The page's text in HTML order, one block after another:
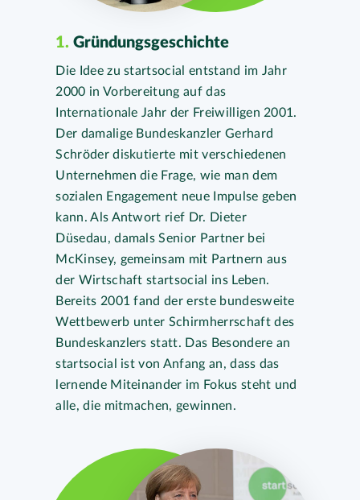
1. Gründungsgeschichte
Die Idee zu startsocial entstand im Jahr
2000 in Vorbereitung auf das
Internationale Jahr der Freiwilligen 2001.
Der damalige Bundeskanzler Gerhard
Schröder diskutierte mit verschiedenen
Unternehmen die Frage, wie man dem
sozialen Engagement neue Impulse geben
kann. Als Antwort rief Dr. Dieter
Düsedau, damals Senior Partner bei
McKinsey, gemeinsam mit Partnern aus
der Wirtschaft startsocial ins Leben.
Bereits 2001 fand der erste bundesweite
Wettbewerb unter Schirmherrschaft des
Bundeskanzlers statt. Das Besondere an
startsocial ist von Anfang an, dass das
lernende Miteinander im Fokus steht und
alle, die mitmachen, gewinnen.